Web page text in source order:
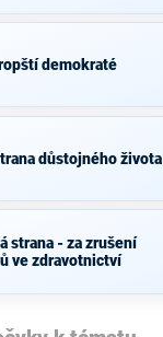
demokraté
důstojného života
strana - za zrušení
ve zdravotnictví